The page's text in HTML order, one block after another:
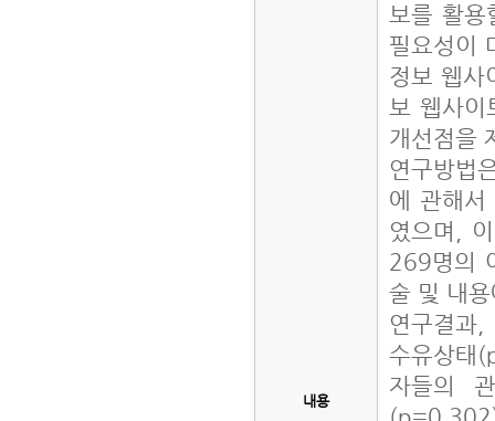
내용
보를 활용
필요성이
정보 웹사
보 웹사이
개선점을
연구방법
에 관해서
였으며,
269명의
술 및 내
연구결과
수유상태
자들의